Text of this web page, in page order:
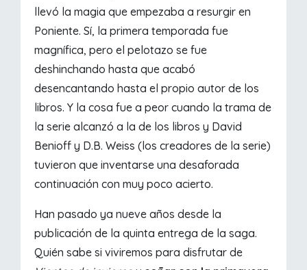
llevó la magia que empezaba a resurgir en
Poniente. Sí, la primera temporada fue
magnífica, pero el pelotazo se fue
deshinchando hasta que acabó
desencantando hasta el propio autor de los
libros. Y la cosa fue a peor cuando la trama de
la serie alcanzó a la de los libros y David
Benioff y D.B. Weiss (los creadores de la serie)
tuvieron que inventarse una desaforada
continuación con muy poco acierto.
Han pasado ya nueve años desde la
publicación de la quinta entrega de la saga.
Quién sabe si viviremos para disfrutar de